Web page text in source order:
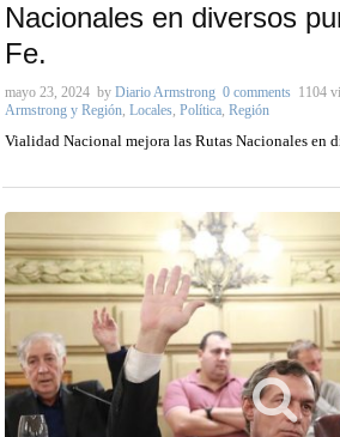
Nacionales en diversos
Fe.
mayo 23, 2024 by Diario Armstrong 0 comments 1104
Armstrong y Región, Locales, Política, Región
Vialidad Nacional mejora las Rutas Nacionales en